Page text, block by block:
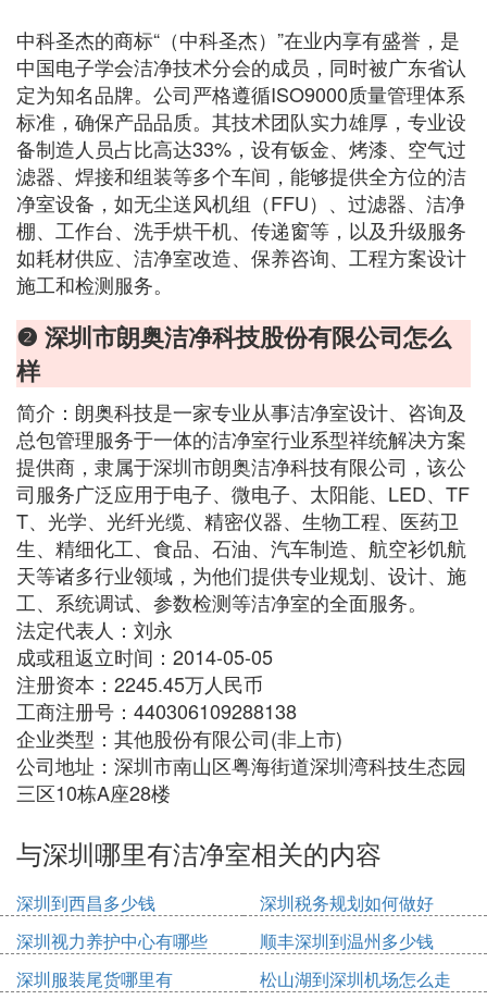
中科圣杰的商标“（中科圣杰）”在业内享有盛誉，是
中国电子学会洁净技术分会的成员，同时被广东省认
定为知名品牌。公司严格遵循ISO9000质量管理体系
标准，确保产品品质。其技术团队实力雄厚，专业设
备制造人员占比高达33%，设有钣金、烤漆、空气过
滤器、焊接和组装等多个车间，能够提供全方位的洁
净室设备，如无尘送风机组（FFU）、过滤器、洁净
棚、工作台、洗手烘干机、传递窗等，以及升级服务
如耗材供应、洁净室改造、保养咨询、工程方案设计
施工和检测服务。
❷ 深圳市朗奥洁净科技股份有限公司怎么
样
简介：朗奥科技是一家专业从事洁净室设计、咨询及
总包管理服务于一体的洁净室行业系型祥统解决方案
提供商，隶属于深圳市朗奥洁净科技有限公司，该公
司服务广泛应用于电子、微电子、太阳能、LED、TF
T、光学、光纤光缆、精密仪器、生物工程、医药卫
生、精细化工、食品、石油、汽车制造、航空衫饥航
天等诸多行业领域，为他们提供专业规划、设计、施
工、系统调试、参数检测等洁净室的全面服务。
法定代表人：刘永
成或租返立时间：2014-05-05
注册资本：2245.45万人民币
工商注册号：440306109288138
企业类型：其他股份有限公司(非上市)
公司地址：深圳市南山区粤海街道深圳湾科技生态园
三区10栋A座28楼
与深圳哪里有洁净室相关的内容
深圳到西昌多少钱
深圳税务规划如何做好
深圳视力养护中心有哪些
顺丰深圳到温州多少钱
深圳服装尾货哪里有
松山湖到深圳机场怎么走